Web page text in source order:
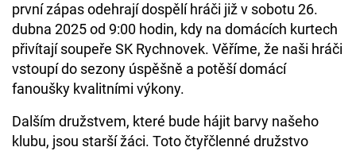
první zápas odehrají dospělí hráči již v sobotu 26.
dubna 2025 od 9:00 hodin, kdy na domácích kurtech
přivítají soupeře SK Rychnovek. Věříme, že naši hráči
vstoupí do sezony úspěšně a potěší domácí
fanoušky kvalitními výkony.
Dalším družstvem, které bude hájit barvy našeho
klubu, jsou starší žáci. Toto čtyřčlenné družstvo